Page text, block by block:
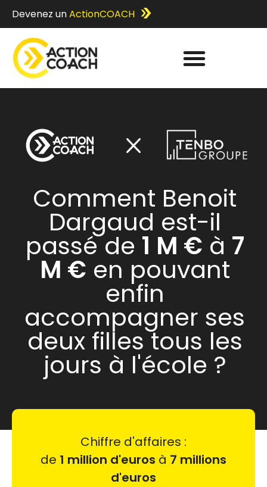
Devenez unActionCOACH
Comment Benoit
Dargaud est-il
passé de 1 M € à 7
M € en pouvant
enfin
accompagner ses
deux filles tous les
jours à l'école ?
Chiffre d'affaires :
de 1 million d'euros à 7 millions
d'euros